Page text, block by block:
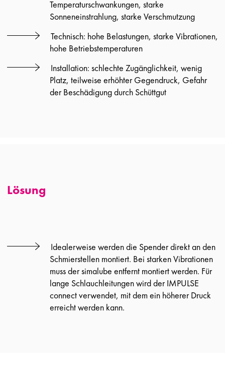
Temperaturschwankungen, starke
Sonneneinstrahlung, starke Verschmutzung
Technisch: hohe Belastungen, starke Vibrationen,
hohe Betriebstemperaturen
Installation: schlechte Zugänglichkeit, wenig
Platz, teilweise erhöhter Gegendruck, Gefahr
der Beschädigung durch Schüttgut
Lösung
Idealerweise werden die Spender direkt an den
Schmierstellen montiert. Bei starken Vibrationen
muss der simalube entfernt montiert werden. Für
lange Schlauchleitungen wird der IMPULSE
connect verwendet, mit dem ein höherer Druck
erreicht werden kann.